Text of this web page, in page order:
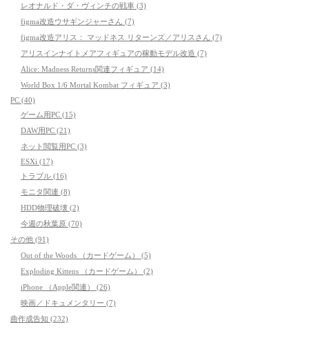
レオナルド・ダ・ヴィンチの戦車 (3)
figma改造ウサギンジャーさん (7)
figma改造アリス： マッドネス リターンズ／アリスさん (7)
アリスインナイトメアフィギュアの稼動モデル改造 (7)
Alice: Madness Returns関連フィギュア (14)
World Box 1/6 Mortal Kombat フィギュア (3)
PC (40)
ゲーム用PC (15)
DAW用PC (21)
ネット閲覧用PC (3)
ESXi (17)
トラブル (16)
モニタ関連 (8)
HDD物理破壊 (2)
今週の秋葉原 (70)
その他 (91)
Out of the Woods （カードゲーム） (5)
Exploding Kittens （カードゲーム） (2)
iPhone （Apple関連） (26)
映画／ドキュメンタリー (7)
曲作成告知 (232)